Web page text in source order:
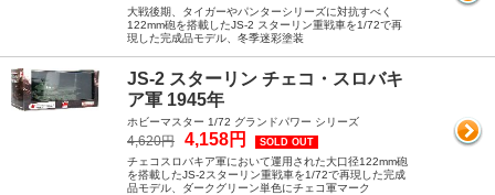
大戦後期、タイガーやパンターシリーズに対抗すべく
122mm砲を搭載したJS-2 スターリン重戦車を1/72で再
現した完成品モデル、冬季迷彩塗装
JS-2 スターリン チェコ・スロバキ
ア軍 1945年
ホビーマスター 1/72 グランドパワー シリーズ
4,620円 4,158円 SOLD OUT
チェコスロバキア軍において運用された大口径122mm砲
を搭載したJS-2スターリン重戦車を1/72で再現した完成
品モデル、ダークグリーン単色にチェコ軍マーク